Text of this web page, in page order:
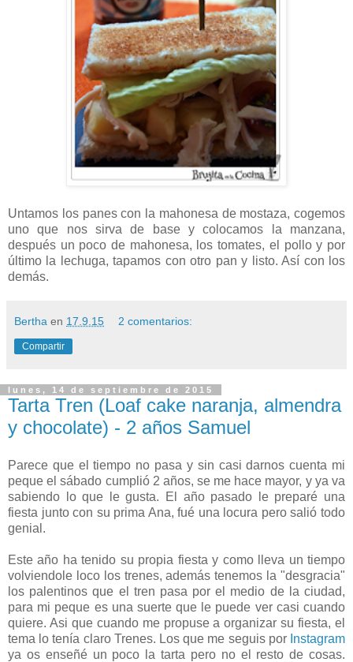
Untamos los panes con la mahonesa de mostaza, cogemos
uno que nos sirva de base y colocamos la manzana,
después un poco de mahonesa, los tomates, el pollo y por
último la lechuga, tapamos con otro pan y listo. Así con los
demás.
Bertha en 17.9.15 2 comentarios:
Compartir
lunes, 14 de septiembre de 2015
Tarta Tren (Loaf cake naranja, almendra
y chocolate) - 2 años Samuel
Parece que el tiempo no pasa y sin casi darnos cuenta mi
peque el sábado cumplió 2 años, se me hace mayor, y ya va
sabiendo lo que le gusta. El año pasado le preparé una
fiesta junto con su prima Ana, fué una locura pero salió todo
genial.
Este año ha tenido su propia fiesta y como lleva un tiempo
volviendole loco los trenes, además tenemos la "desgracia"
los palentinos que el tren pasa por el medio de la ciudad,
para mi peque es una suerte que le puede ver casi cuando
quiere. Asi que cuando me propuse a organizar su fiesta, el
tema lo tenía claro Trenes. Los que me seguis por Instagram
ya os enseñé un poco la tarta pero no el resto de cosas.